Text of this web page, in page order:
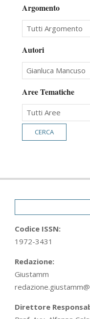
Argomento
Autori
Aree Tematiche
Codice ISSN:
1972-3431
Redazione:
Giustamm
Direttore